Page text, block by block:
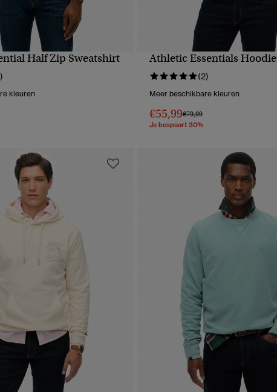
WEERGAVE
Half Zip Sweatshirt
kleuren
van
Athletic Essentials Hoodie
(2)
Meer beschikbare kleuren
€55,99Prijs verlaagd van
€79,99naar
Je bespaart 30%